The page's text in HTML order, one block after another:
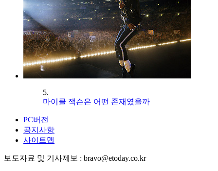
5.
마이클 잭슨은 어떤 존재였을까
PC버전
공지사항
사이트맵
보도자료 및 기사제보 : bravo@etoday.co.kr